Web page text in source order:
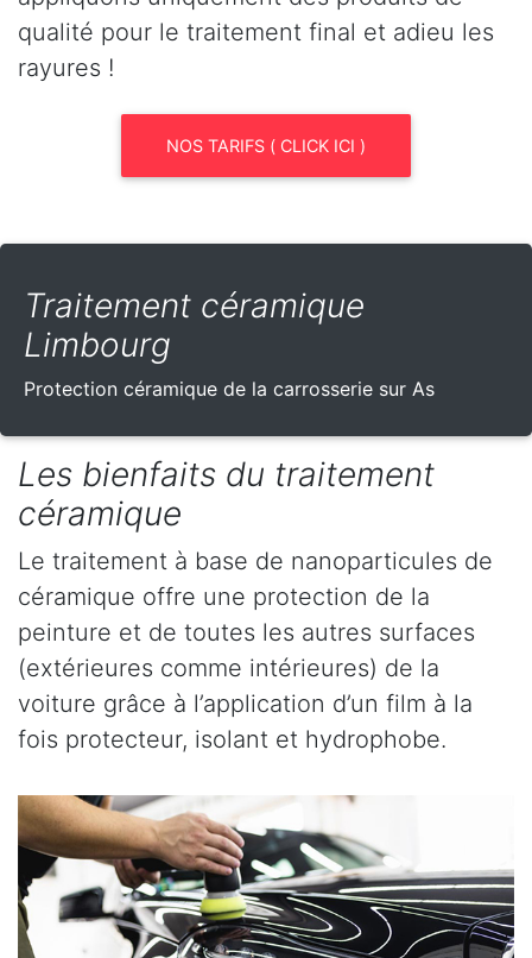
qualité pour le traitement final et adieu les
rayures !
NOS TARIFS ( CLICK ICI )
Traitement céramique
Limbourg
Protection céramique de la carrosserie sur As
Les bienfaits du traitement
céramique
Le traitement à base de nanoparticules de
céramique offre une protection de la
peinture et de toutes les autres surfaces
(extérieures comme intérieures) de la
voiture grâce à l’application d’un film à la
fois protecteur, isolant et hydrophobe.